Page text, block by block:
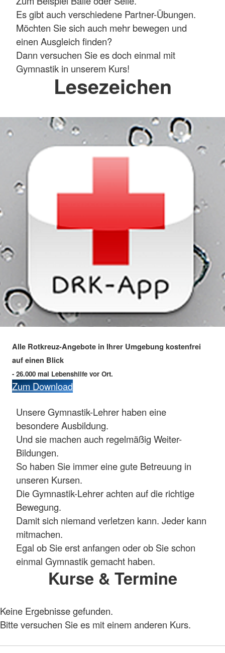
Es gibt auch verschiedene Partner-Übungen.
Möchten Sie sich auch mehr bewegen und
einen Ausgleich finden?
Dann versuchen Sie es doch einmal mit
Gymnastik in unserem Kurs!
Lesezeichen
Alle Rotkreuz-Angebote in Ihrer Umgebung kostenfrei
auf einen Blick
- 26.000 mal Lebenshilfe vor Ort.
Zum Download
Unsere Gymnastik-Lehrer haben eine
besondere Ausbildung.
Und sie machen auch regelmäßig Weiter-
Bildungen.
So haben Sie immer eine gute Betreuung in
unseren Kursen.
Die Gymnastik-Lehrer achten auf die richtige
Bewegung.
Damit sich niemand verletzen kann. Jeder kann
mitmachen.
Egal ob Sie erst anfangen oder ob Sie schon
einmal Gymnastik gemacht haben.
Kurse & Termine
Keine Ergebnisse gefunden.
Bitte versuchen Sie es mit einem anderen Kurs.